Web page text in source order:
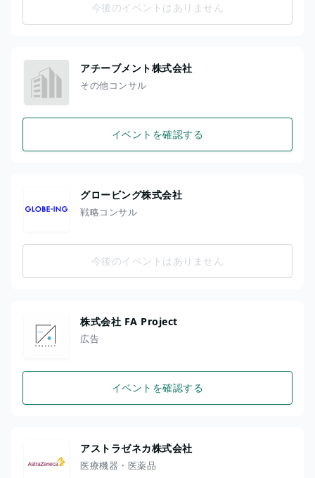
今後のイベントはありません
アチーブメント株式会社
その他コンサル
イベントを確認する
グロービング株式会社
戦略コンサル
今後のイベントはありません
株式会社 FA Project
広告
イベントを確認する
アストラゼネカ株式会社
医療機器・医薬品